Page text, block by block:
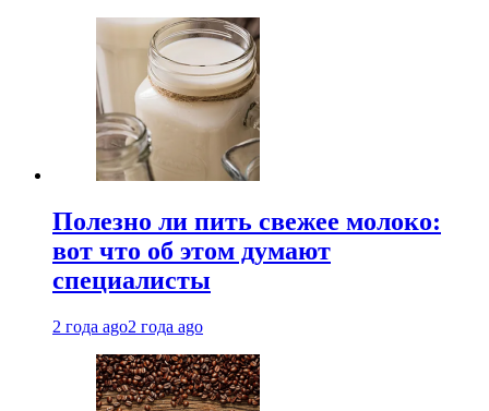
Полезно ли пить свежее молоко:
вот что об этом думают
специалисты
2 года ago2 года ago